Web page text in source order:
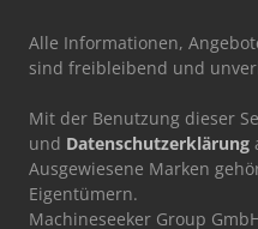
Alle Informationen,
sind freibleibend und
Mit der Benutzung dieser
und Datenschutzerklärung
Ausgewiesene Marken
Eigentümern.
Machineseeker Group